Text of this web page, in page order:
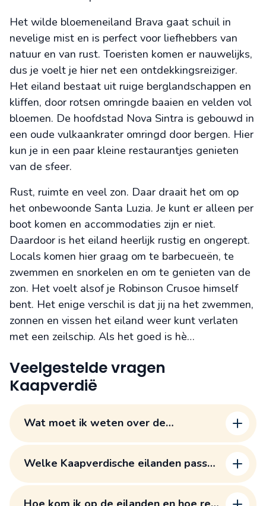
Het wilde bloemeneiland Brava gaat schuil in
nevelige mist en is perfect voor liefhebbers van
natuur en van rust. Toeristen komen er nauwelijks,
dus je voelt je hier net een ontdekkingsreiziger.
Het eiland bestaat uit ruige berglandschappen en
kliffen, door rotsen omringde baaien en velden vol
bloemen. De hoofdstad Nova Sintra is gebouwd in
een oude vulkaankrater omringd door bergen. Hier
kun je in een paar kleine restaurantjes genieten
van de sfeer.
Rust, ruimte en veel zon. Daar draait het om op
het onbewoonde Santa Luzia. Je kunt er alleen per
boot komen en accommodaties zijn er niet.
Daardoor is het eiland heerlijk rustig en ongerept.
Locals komen hier graag om te barbecueën, te
zwemmen en snorkelen en om te genieten van de
zon. Het voelt alsof je Robinson Crusoe himself
bent. Het enige verschil is dat jij na het zwemmen,
zonnen en vissen het eiland weer kunt verlaten
met een zeilschip. Als het goed is hè…
Veelgestelde vragen
Kaapverdië
Wat moet ik weten over de
eerste reis?
Welke Kaapverdische eilanden passen